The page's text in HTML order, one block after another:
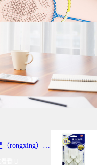
荣星（rongxing）RX-220 超强力粘钩/挂钩（2KG） 3个/卡